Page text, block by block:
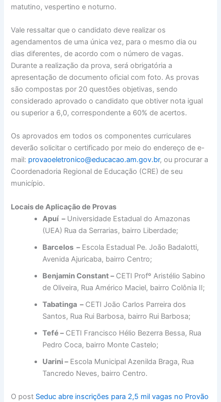
matutino, vespertino e noturno.
Vale ressaltar que o candidato deve realizar os
agendamentos de uma única vez, para o mesmo dia ou
dias diferentes, de acordo com o número de vagas.
Durante a realização da prova, será obrigatória a
apresentação de documento oficial com foto. As provas
são compostas por 20 questões objetivas, sendo
considerado aprovado o candidato que obtiver nota igual
ou superior a 6,0, correspondente a 60% de acertos.
Os aprovados em todos os componentes curriculares
deverão solicitar o certificado por meio do endereço de e-
mail: provaoeletronico@educacao.am.gov.br, ou procurar a
Coordenadoria Regional de Educação (CRE) de seu
município.
Locais de Aplicação de Provas
Apuí –Universidade Estadual do Amazonas
(UEA) Rua da Serrarias, bairro Liberdade;
Barcelos –Escola Estadual Pe. João Badalotti,
Avenida Ajuricaba, bairro Centro;
Benjamin Constant –CETI Profº Aristélio Sabino
de Oliveira, Rua Américo Maciel, bairro Colônia II;
Tabatinga –CETI João Carlos Parreira dos
Santos, Rua Rui Barbosa, bairro Rui Barbosa;
Tefé –CETI Francisco Hélio Bezerra Bessa, Rua
Pedro Coca, bairro Monte Castelo;
Uarini –Escola Municipal Azenilda Braga, Rua
Tancredo Neves, bairro Centro.
O post Seduc abre inscrições para 2,5 mil vagas no Provão